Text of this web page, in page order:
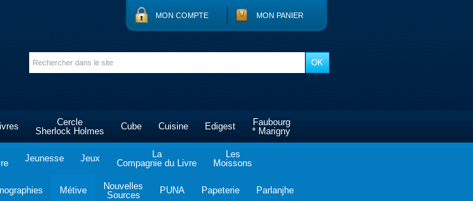
MON COMPTE MON PANIER
Cercle
Sherlock Holmes
Cube Cuisine Edigest
Faubourg
* Marigny
Jeunesse Jeux
La
Compagnie du Livre
Les
Moissons
Métive
Nouvelles
Sources
PUNA Papeterie Parlanjhe